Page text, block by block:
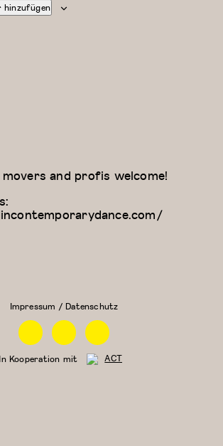
movers and profis welcome!
hinzufügen
Impressum / Datenschutz
FacebookInstagramLinkedin
In Kooperation mit